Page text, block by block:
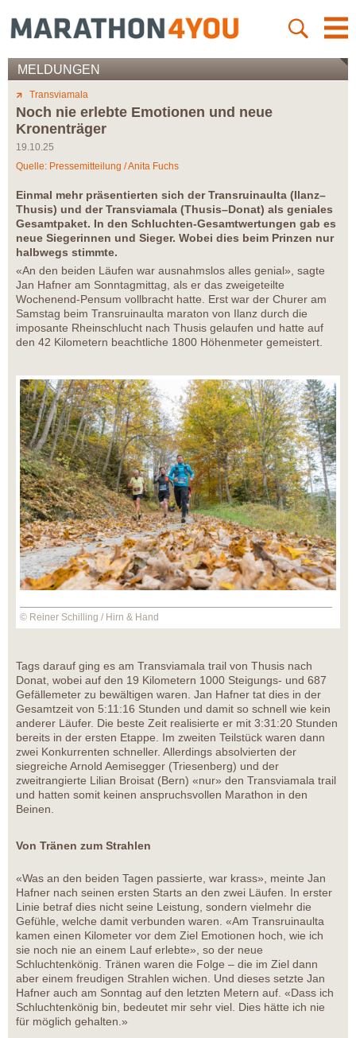
MELDUNGEN
Transviamala
Noch nie erlebte Emotionen und neue
Kronenträger
19.10.25
Quelle: Pressemitteilung / Anita Fuchs
Einmal mehr präsentierten sich der Transruinaulta (Ilanz–
Thusis) und der Transviamala (Thusis–Donat) als geniales
Gesamtpaket. In den Schluchten-Gesamtwertungen gab es
neue Siegerinnen und Sieger. Wobei dies beim Prinzen nur
halbwegs stimmte.
«An den beiden Läufen war ausnahmslos alles genial», sagte
Jan Hafner am Sonntagmittag, als er das zweigeteilte
Wochenend-Pensum vollbracht hatte. Erst war der Churer am
Samstag beim Transruinaulta maraton von Ilanz durch die
imposante Rheinschlucht nach Thusis gelaufen und hatte auf
den 42 Kilometern beachtliche 1800 Höhenmeter gemeistert.
© Reiner Schilling / Hirn & Hand
Tags darauf ging es am Transviamala trail von Thusis nach
Donat, wobei auf den 19 Kilometern 1000 Steigungs- und 687
Gefällemeter zu bewältigen waren. Jan Hafner tat dies in der
Gesamtzeit von 5:11:16 Stunden und damit so schnell wie kein
anderer Läufer. Die beste Zeit realisierte er mit 3:31:20 Stunden
bereits in der ersten Etappe. Im zweiten Teilstück waren dann
zwei Konkurrenten schneller. Allerdings absolvierten der
siegreiche Arnold Aemisegger (Triesenberg) und der
zweitrangierte Lilian Broisat (Bern) «nur» den Transviamala trail
und hatten somit keinen anspruchsvollen Marathon in den
Beinen.
Von Tränen zum Strahlen
«Was an den beiden Tagen passierte, war krass», meinte Jan
Hafner nach seinen ersten Starts an den zwei Läufen. In erster
Linie betraf dies nicht seine Leistung, sondern vielmehr die
Gefühle, welche damit verbunden waren. «Am Transruinaulta
kamen einen Kilometer vor dem Ziel Emotionen hoch, wie ich
sie noch nie an einem Lauf erlebte», so der neue
Schluchtenkönig. Tränen waren die Folge – die im Ziel dann
aber einem freudigen Strahlen wichen. Und dieses setzte Jan
Hafner auch am Sonntag auf den letzten Metern auf. «Dass ich
Schluchtenkönig bin, bedeutet mir sehr viel. Dies hätte ich nie
für möglich gehalten.»